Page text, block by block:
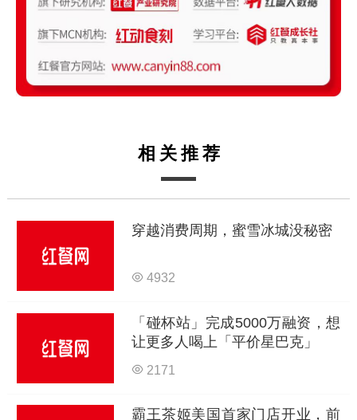
相关推荐
穿越消费周期，蜜雪冰城没秘密
4932
「碰杯站」完成5000万融资，想
让更多人喝上「平价星巴克」
2171
霸王茶姬美国首家门店开业，前